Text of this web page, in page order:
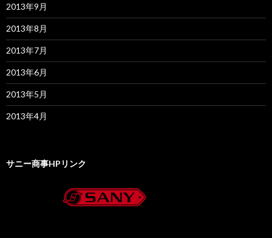
2013年9月
2013年8月
2013年7月
2013年6月
2013年5月
2013年4月
サニー商事HPリンク